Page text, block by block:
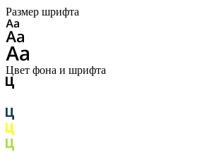
Размер шрифта
Цвет фона и шрифта